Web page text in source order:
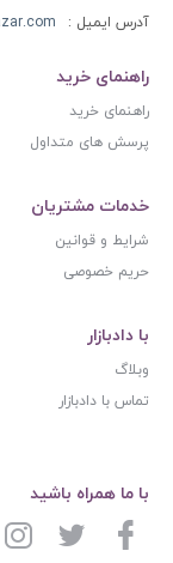
آدرس ایمیل :
راهنمای خرید
راهنمای خرید
پرسش های متداول
خدمات مشتریان
شرایط و قوانین
حریم خصوصی
با دادبازار
وبلاگ
تماس با دادبازار
با ما همراه باشید